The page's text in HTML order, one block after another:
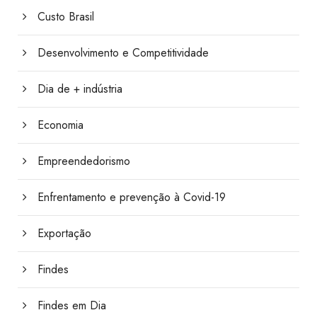
Custo Brasil
Desenvolvimento e Competitividade
Dia de + indústria
Economia
Empreendedorismo
Enfrentamento e prevenção à Covid-19
Exportação
Findes
Findes em Dia